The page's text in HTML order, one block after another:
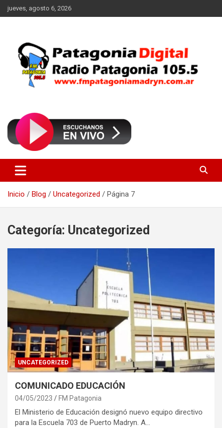
Saltar
al
jueves, agosto 6, 2026
FM Patagonia Madryn
Inicio Blog Uncategorized Página 7
Categoría: Uncategorized
UNCATEGORIZED
COMUNICADO EDUCACIÓN
04/05/2023 FM Patagonia
El Ministerio de Educación designó nuevo equipo directivo
para la Escuela 703 de Puerto Madryn. A…